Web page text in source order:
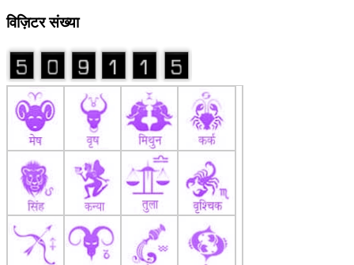
विज़िटर संख्या